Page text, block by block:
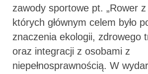
zawody sportowe pt. „Rower z
których głównym celem było
znaczenia ekologii, zdrowego
oraz integracji z osobami z
niepełnosprawnością. W